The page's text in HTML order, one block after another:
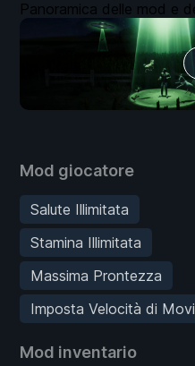
Mod giocatore
Salute Illimitata
Stamina Illimitata
Massima Prontezza
Imposta Velocità di
Mod inventario
Panoramica delle mod e